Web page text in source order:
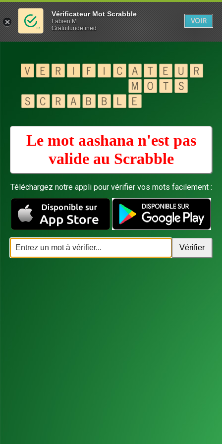
Le mot aashana n'est pas
valide au Scrabble
Téléchargez notre appli pour vérifier vos mots facilement :
Vérificateur Mot Scrabble
Fabien M
Gratuitundefined
VOIR